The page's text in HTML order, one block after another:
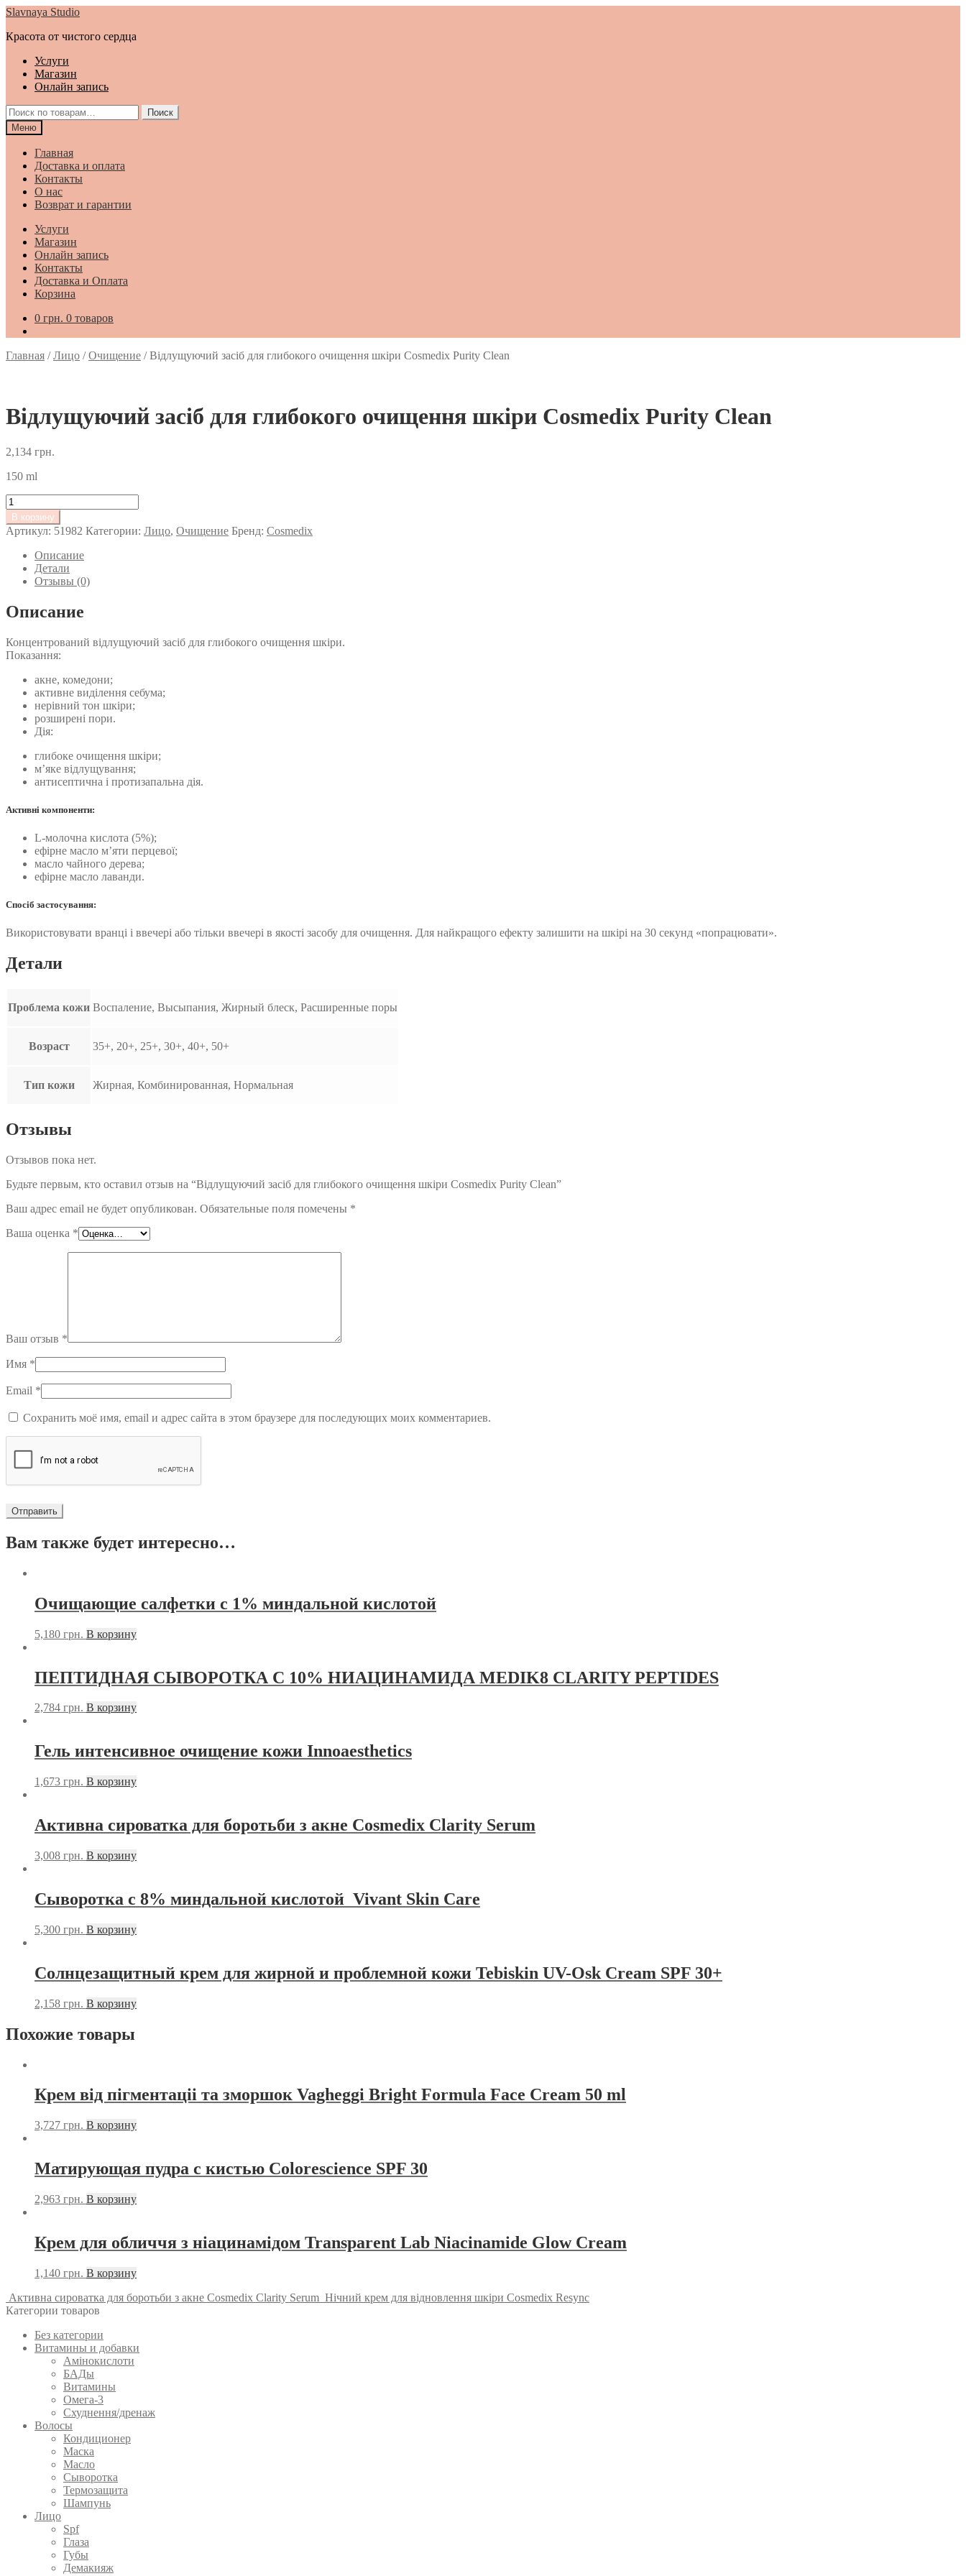
Перейти
навигации
Перейти
содержимому
Slavnaya Studio
Красота от чистого сердца
Услуги
Магазин
Онлайн запись
Искать:
Поиск
Меню
Главная
Доставка и оплата
Контакты
О нас
Возврат и гарантии
Услуги
Магазин
Онлайн запись
Контакты
Доставка и Оплата
Корзина
0 грн. 0 товаров
Главная /Лицо /Очищение /Відлущуючий засіб для глибокого очищення шкіри Cosmedix Purity Clean
Відлущуючий засіб для глибокого очищення шкіри Cosmedix Purity Clean
2,134 грн.
150 ml
Количество
товара
Відлущуючий
засіб
глибокого
очищення
Cosmedix
Purity
В корзину
Артикул: 51982 Категории: Лицо, Очищение Бренд: Cosmedix
Описание
Детали
Отзывы (0)
Описание
Концентрований відлущуючий засіб для глибокого очищення шкіри.
Показання:
акне, комедони;
активне виділення себума;
нерівний тон шкіри;
розширені пори.
Дія:
глибоке очищення шкіри;
м’яке відлущування;
антисептична і протизапальна дія.
Активні компоненти:
L-молочна кислота (5%);
ефірне масло м’яти перцевої;
масло чайного дерева;
ефірне масло лаванди.
Спосіб застосування:
Використовувати вранці і ввечері або тільки ввечері в якості засобу для очищення. Для найкращого ефекту залишити на шкірі на 30 секунд «попрацювати».
Детали
Проблема кожи Воспаление, Высыпания, Жирный блеск, Расширенные поры
Возраст 35+, 20+, 25+, 30+, 40+, 50+
Тип кожи Жирная, Комбинированная, Нормальная
Отзывы
Отзывов пока нет.
Будьте первым, кто оставил отзыв на “Відлущуючий засіб для глибокого очищення шкіри Cosmedix Purity Clean”
Ваш адрес email не будет опубликован. Обязательные поля помечены *
Ваша оценка *
Ваш отзыв *
Имя *
Email *
Сохранить моё имя, email и адрес сайта в этом браузере для последующих моих комментариев.
Вам также будет интересно…
Очищающие салфетки с 1% миндальной кислотой
5,180 грн. В корзину
ПЕПТИДНАЯ СЫВОРОТКА С 10% НИАЦИНАМИДА MEDIK8 CLARITY PEPTIDES
2,784 грн. В корзину
Гель интенсивное очищение кожи Innoaesthetics
1,673 грн. В корзину
Активна сироватка для боротьби з акне Cosmedix Clarity Serum
3,008 грн. В корзину
Сыворотка с 8% миндальной кислотой Vivant Skin Care
5,300 грн. В корзину
Солнцезащитный крем для жирной и проблемной кожи Tebiskin UV-Osk Cream SPF 30+
2,158 грн. В корзину
Похожие товары
Крем від пігментаціі та зморшок Vagheggi Bright Formula Face Cream 50 ml
3,727 грн. В корзину
Матирующая пудра с кистью Colorescience SPF 30
2,963 грн. В корзину
Крем для обличчя з ніацинамідом Transparent Lab Niacinamide Glow Cream
1,140 грн. В корзину
Активна сироватка для боротьби з акне Cosmedix Clarity Serum Нічний крем для відновлення шкіри Cosmedix Resync
Категории товаров
Без категории
Витамины и добавки
Амінокислоти
БАДы
Витамины
Омега-3
Схуднення/дренаж
Волосы
Кондиционер
Маска
Масло
Сыворотка
Термозащита
Шампунь
Лицо
Spf
Глаза
Губы
Демакияж